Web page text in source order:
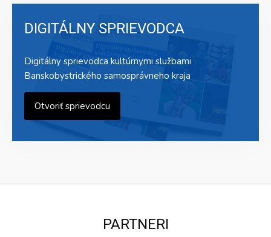
DIGITÁLNY SPRIEVODCA
Digitálny sprievodca kultúrnymi službami
Banskobystrického samosprávneho kraja
Otvoriť sprievodcu
PARTNERI